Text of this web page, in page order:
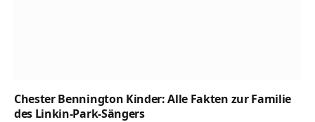
Chester Bennington Kinder: Alle Fakten zur Familie
des Linkin-Park-Sängers